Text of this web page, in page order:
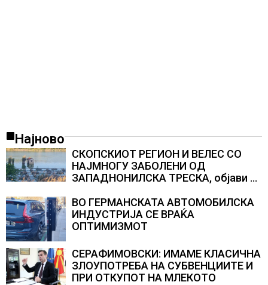
Најново
СКОПСКИОТ РЕГИОН И ВЕЛЕС СО
НАЈМНОГУ ЗАБОЛЕНИ ОД
ЗАПАДНОНИЛСКА ТРЕСКА, објави
Клековски
ВО ГЕРМАНСКАТА АВТОМОБИЛСКА
ИНДУСТРИЈА СЕ ВРАЌА
ОПТИМИЗМОТ
СЕРАФИМОВСКИ: ИМАМЕ КЛАСИЧНА
ЗЛОУПОТРЕБА НА СУБВЕНЦИИТЕ И
ПРИ ОТКУПОТ НА МЛЕКОТО